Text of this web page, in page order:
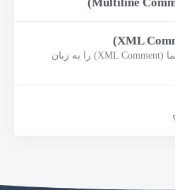
در این پست کامنت‌های راهنما (XML Comment) را به زبان